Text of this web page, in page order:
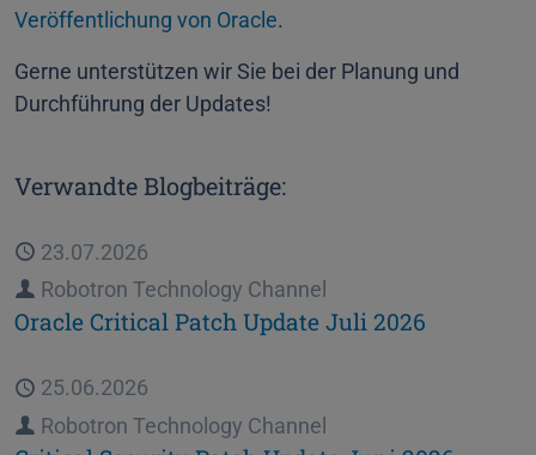
Veröffentlichung von Oracle.
Gerne unterstützen wir Sie bei der Planung und
Durchführung der Updates!
Verwandte Blogbeiträge:
Veröffentlicht
23.07.2026
Autor
Robotron Technology Channel
Oracle Critical Patch Update Juli 2026
Veröffentlicht
25.06.2026
Autor
Robotron Technology Channel